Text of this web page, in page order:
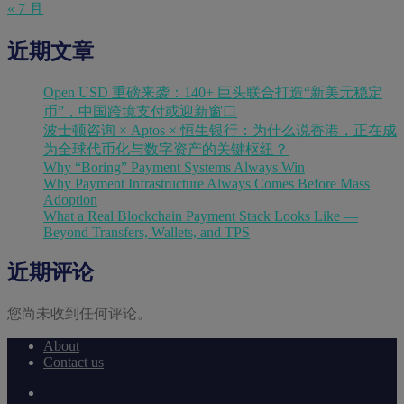
« 7 月
近期文章
Open USD 重磅来袭：140+ 巨头联合打造“新美元稳定
币”，中国跨境支付或迎新窗口
波士顿咨询 × Aptos × 恒生银行：为什么说香港，正在成
为全球代币化与数字资产的关键枢纽？
Why “Boring” Payment Systems Always Win
Why Payment Infrastructure Always Comes Before Mass
Adoption
What a Real Blockchain Payment Stack Looks Like —
Beyond Transfers, Wallets, and TPS
近期评论
您尚未收到任何评论。
About
Contact us